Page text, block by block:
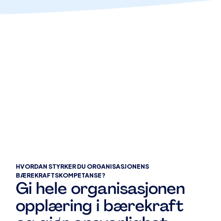
HVORDAN STYRKER DU ORGANISASJONENS
BÆREKRAFTSKOMPETANSE?
Gi hele organisasjonen
opplæring i bærekraft